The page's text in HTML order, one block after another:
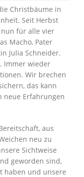
Christbäume in
Seit Herbst
nun für alle vier
Macho, Pater
Julia Schneider.
Immer wieder
Wir brechen
das kann
neue Erfahrungen
aus
neu zu
Sichtweise
geworden sind,
haben und unsere